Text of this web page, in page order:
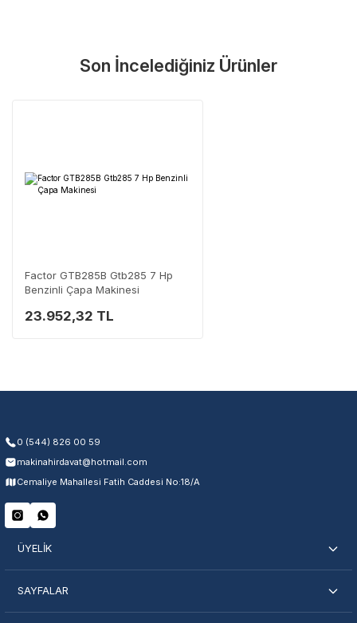
Son İncelediğiniz Ürünler
Factor GTB285B Gtb285 7 Hp
Benzinli Çapa Makinesi
23.952,32 TL
0 (544) 826 00 59
makinahirdavat@hotmail.com
Cemaliye Mahallesi Fatih Caddesi No:18/A
ÜYELİK
SAYFALAR